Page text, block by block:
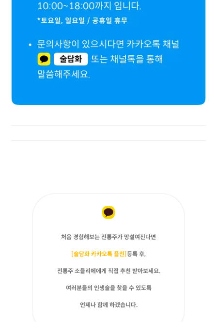
처음 경험해보는 전통주가 망설여진다면
[술담화 카카오톡 플친]등록 후,
전통주 소믈리에에게 직접 추천 받아보세요.
여러분들의 인생술을 찾을 수 있도록
언제나 함께 하겠습니다.